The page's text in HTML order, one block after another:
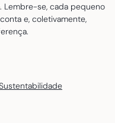
Lembre-se, cada pequeno
e, coletivamente,